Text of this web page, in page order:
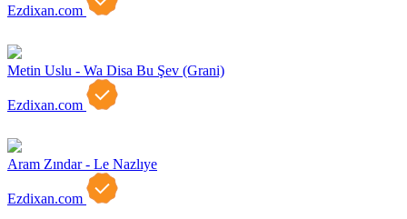
Ezdixan.com
Metin Uslu - Wa Disa Bu Şev (Grani)
Ezdixan.com
Aram Zındar - Le Nazlıye
Ezdixan.com